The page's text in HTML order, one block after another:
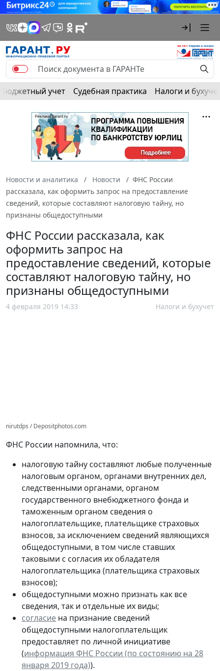
Бюджетный учет Судебная практика Налоги и
Новости и аналитика Новости
ФНС России
рассказала, как оформить запрос на предоставление
сведений, которые составляют налоговую тайну, но
признаны общедоступными
ФНС России рассказала, как
оформить запрос на
предоставление сведений, которые
составляют налоговую тайну, но
признаны общедоступными
4 февраля 2019 14:33 Налоги и бухучет
nirutdps / Depositphotos.com
ФНС России напомнила, что:
налоговую тайну составляют любые полученные
налоговым органом, органами внутренних дел,
следственными органами, органом
государственного внебюджетного фонда и
таможенным органом сведения о
налогоплательщике, плательщике страховых
взносов, за исключением сведений являющихся
общедоступными, в том числе ставших
таковыми с согласия их обладателя
налогоплательщика (плательщика страховых
взносов);
общедоступными можно признать как все
сведения, так и отдельные их виды;
согласие на признание сведений
общедоступными налогоплательщик
предоставляет по личной инициативе
(информация ФНС России (по состоянию на 28
января 2019 года)).